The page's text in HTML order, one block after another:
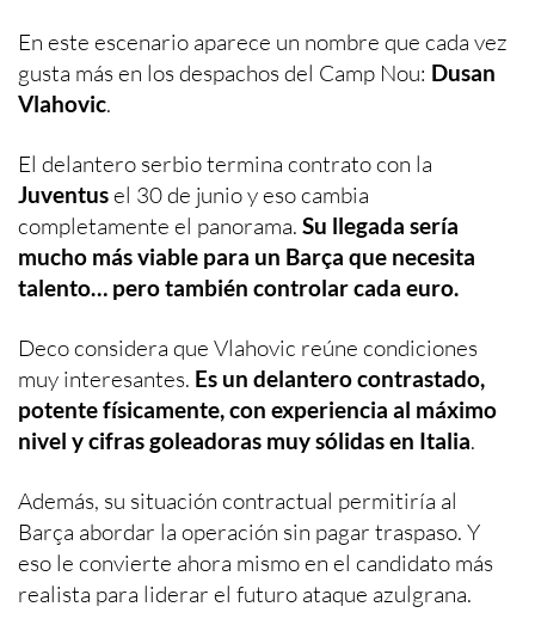
En este escenario aparece un nombre que cada vez
gusta más en los despachos del Camp Nou: Dusan
Vlahovic.
El delantero serbio termina contrato con la
Juventusel 30 de junio y eso cambia
completamente el panorama. Su llegada sería
mucho más viable para un Barça que necesita
talento… pero también controlar cada euro.
Deco considera que Vlahovic reúne condiciones
muy interesantes. Es un delantero contrastado,
potente físicamente, con experiencia al máximo
nivel y cifras goleadoras muy sólidas en Italia.
Además, su situación contractual permitiría al
Barça abordar la operación sin pagar traspaso. Y
eso le convierte ahora mismo en el candidato más
realista para liderar el futuro ataque azulgrana.